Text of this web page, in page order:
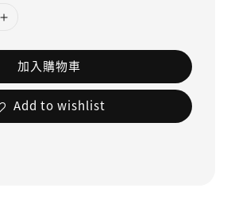
加入購物車
Add to wishlist